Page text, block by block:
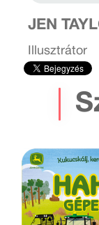
JEN
Illusztrátor